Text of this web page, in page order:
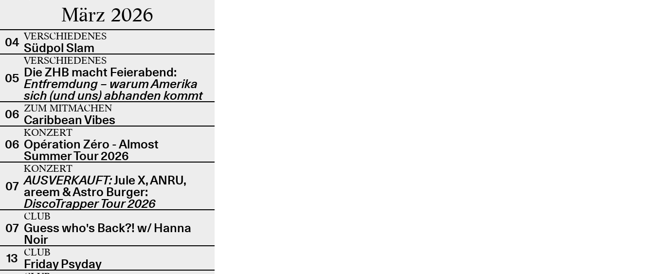
März 2026
04 VERSCHIEDENES
Südpol Slam
05
VERSCHIEDENES
Die ZHB macht Feierabend:
Entfremdung – warum Amerika
sich (und uns) abhanden kommt
06 ZUM MITMACHEN
Caribbean Vibes
06
KONZERT
Opération Zéro - Almost
Summer Tour 2026
07
KONZERT
AUSVERKAUFT:Jule X, ANRU,
areem & Astro Burger:
DiscoTrapper Tour 2026
07
CLUB
Guess who's Back?! w/ Hanna
Noir
13 CLUB
Friday Psyday